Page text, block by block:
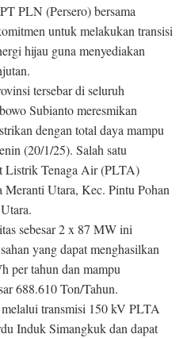
PT PLN (Persero) bersama
untuk melakukan transisi
hijau guna menyediakan
tersebar di seluruh
Subianto meresmikan
dengan total daya mampu
(20/1/25). Salah satu
Listrik Tenaga Air (PLTA)
Meranti Utara, Kec. Pintu Pohan
sebesar 2 x 87 MW ini
yang dapat menghasilkan
per tahun dan mampu
688.610 Ton/Tahun.
transmisi 150 kV PLTA
Induk Simangkuk dan dapat